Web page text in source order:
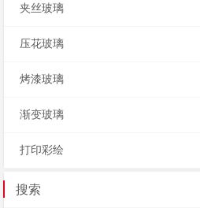
夹丝玻璃
压花玻璃
烤漆玻璃
渐变玻璃
打印彩绘
搜索